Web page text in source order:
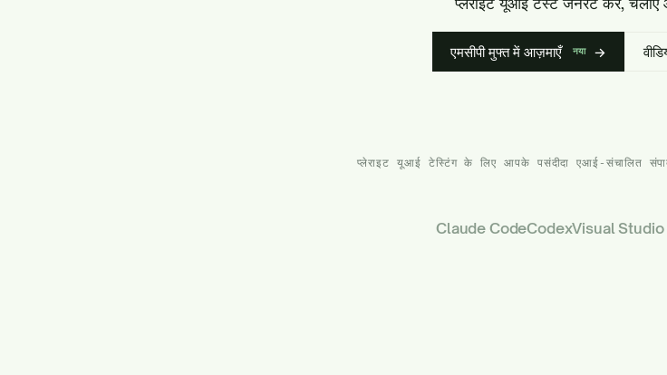
एमसीपी मुफ्त में आज़माएँ नया →
प्लेराइट यूआई टेस्टिंग के लिए आपके पसंदीदा एआई-संचालित
Claude CodeCodexVisual Studio